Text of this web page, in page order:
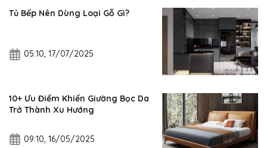
Tủ Bếp Nên Dùng Loại Gỗ Gì?
05:10, 17/07/2025
10+ Ưu Điểm Khiến Giường Bọc Da
Trở Thành Xu Hướng
09:10, 16/05/2025